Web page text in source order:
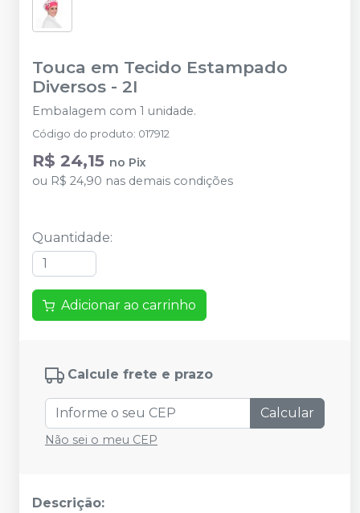
Touca em Tecido Estampado
Diversos - 2I
Embalagem com 1 unidade.
Código do produto: 017912
R$ 24,15 no Pix
ou R$ 24,90 nas demais condições
Quantidade:
Adicionar ao carrinho
Calcule frete e prazo
Calcular
Não sei o meu CEP
Descrição: